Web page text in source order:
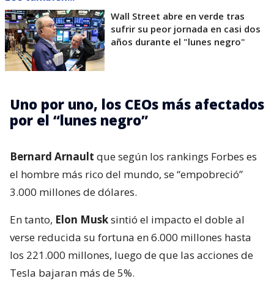
Wall Street abre en verde tras
sufrir su peor jornada en casi dos
años durante el "lunes negro"
Uno por uno, los CEOs más afectados
por el “lunes negro”
Bernard Arnault que según los rankings Forbes es
el hombre más rico del mundo, se “empobreció”
3.000 millones de dólares.
En tanto, Elon Musksintió el impacto el doble al
verse reducida su fortuna en 6.000 millones hasta
los 221.000 millones, luego de que las acciones de
Tesla bajaran más de 5%.